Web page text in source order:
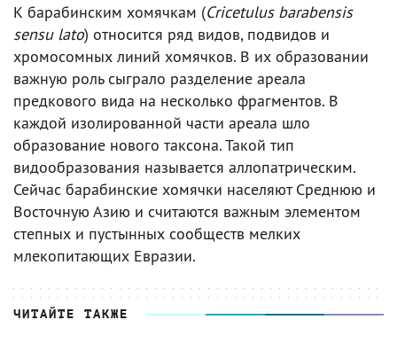
К барабинским хомячкам (Cricetulus barabensis
sensu lato) относится ряд видов, подвидов и
хромосомных линий хомячков. В их образовании
важную роль сыграло разделение ареала
предкового вида на несколько фрагментов. В
каждой изолированной части ареала шло
образование нового таксона. Такой тип
видообразования называется аллопатрическим.
Сейчас барабинские хомячки населяют Среднюю и
Восточную Азию и считаются важным элементом
степных и пустынных сообществ мелких
млекопитающих Евразии.
ЧИТАЙТЕ ТАКЖЕ